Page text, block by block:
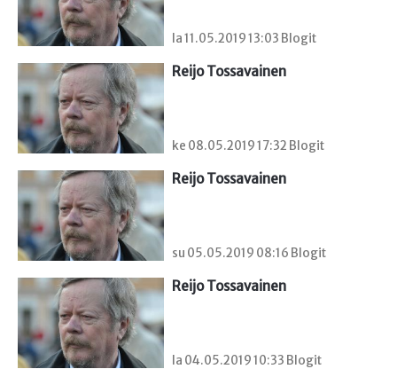
la 11.05.2019 13:03 Blogit
Reijo Tossavainen
ke 08.05.2019 17:32 Blogit
Reijo Tossavainen
su 05.05.2019 08:16 Blogit
Reijo Tossavainen
la 04.05.2019 10:33 Blogit